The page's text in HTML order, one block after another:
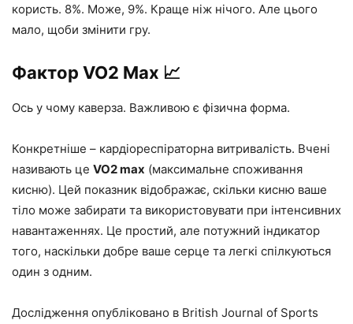
користь. 8%. Може, 9%. Краще ніж нічого. Але цього
мало, щоби змінити гру.
Фактор VO2 Max 📈
Ось у чому каверза. Важливою є фізична форма.
Конкретніше – кардіореспіраторна витривалість. Вчені
називають це VO2 max (максимальне споживання
кисню). Цей показник відображає, скільки кисню ваше
тіло може забирати та використовувати при інтенсивних
навантаженнях. Це простий, але потужний індикатор
того, наскільки добре ваше серце та легкі спілкуються
один з одним.
Дослідження опубліковано в British Journal of Sports